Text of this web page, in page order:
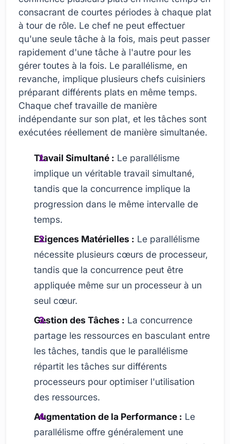
consacrant de courtes périodes à chaque plat
à tour de rôle. Le chef ne peut effectuer
qu'une seule tâche à la fois, mais peut passer
rapidement d'une tâche à l'autre pour les
gérer toutes à la fois. Le parallélisme, en
revanche, implique plusieurs chefs cuisiniers
préparant différents plats en même temps.
Chaque chef travaille de manière
indépendante sur son plat, et les tâches sont
exécutées réellement de manière simultanée.
Travail Simultané : Le parallélisme
implique un véritable travail simultané,
tandis que la concurrence implique la
progression dans le même intervalle de
temps.
Exigences Matérielles : Le parallélisme
nécessite plusieurs cœurs de processeur,
tandis que la concurrence peut être
appliquée même sur un processeur à un
seul cœur.
Gestion des Tâches : La concurrence
partage les ressources en basculant entre
les tâches, tandis que le parallélisme
répartit les tâches sur différents
processeurs pour optimiser l'utilisation
des ressources.
Augmentation de la Performance : Le
parallélisme offre généralement une